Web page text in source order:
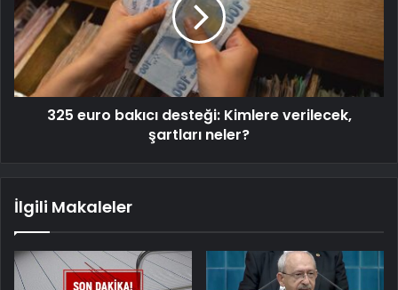
325 euro bakıcı desteği: Kimlere verilecek,
şartları neler?
İlgili Makaleler